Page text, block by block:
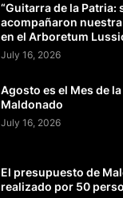
“Guitarra de la Patria:
acompañaron
en el Arboretum
July 16, 2026
Agosto es el Mes de
Maldonado
July 16, 2026
El presupuesto de
realizado por 50